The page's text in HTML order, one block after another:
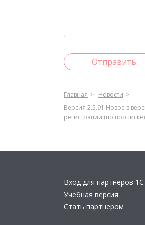
Отправить
Главная
Новости
Версия 2.5.91 Новое в
регистрации (по
Вход для партнеров 1С
Учебная версия
Стать партнером